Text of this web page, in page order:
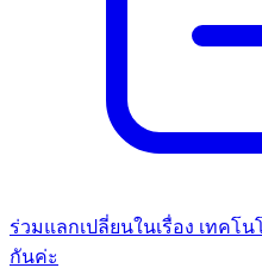
ร่วมแลกเปลี่ยนในเรื่อง เทคโ
กันค่ะ